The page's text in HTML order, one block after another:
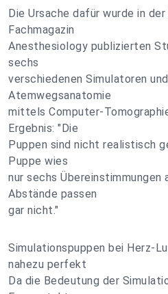
Die Ursache dafür wurde in
Fachmagazin
Anesthesiology publizierten
sechs
verschiedenen Simulatoren
Atemwegsanatomie
mittels Computer-
Ergebnis: "Die
Puppen sind nicht realistisch
Puppe wies
nur sechs Übereinstimmungen
Abstände passen
gar nicht."
Simulationspuppen bei Herz-
nahezu perfekt
Da die Bedeutung der